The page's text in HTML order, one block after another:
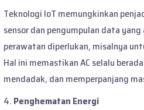
Teknologi IoT memungkinkan
sensor dan pengumpulan data
perawatan diperlukan, misalnya
Hal ini memastikan AC selalu
mendadak, dan memperpanjang
4. Penghematan Energi